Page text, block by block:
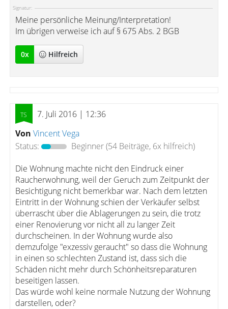
Signatur:
Meine persönliche Meinung/Interpretation!
Im übrigen verweise ich auf § 675 Abs. 2 BGB
0x Hilfreich
7. Juli 2016 | 12:36
Von Vincent Vega
Status:
Beginner(54 Beiträge, 6x hilfreich)
Die Wohnung machte nicht den Eindruck einer
Raucherwohnung, weil der Geruch zum Zeitpunkt der
Besichtigung nicht bemerkbar war. Nach dem letzten
Eintritt in der Wohnung schien der Verkäufer selbst
überrascht über die Ablagerungen zu sein, die trotz
einer Renovierung vor nicht all zu langer Zeit
durchscheinen. In der Wohnung wurde also
demzufolge "exzessiv geraucht" so dass die Wohnung
in einen so schlechten Zustand ist, dass sich die
Schäden nicht mehr durch Schönheitsreparaturen
beseitigen lassen.
Das würde wohl keine normale Nutzung der Wohnung
darstellen, oder?